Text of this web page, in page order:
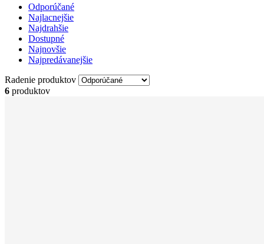
Odporúčané
Najlacnejšie
Najdrahšie
Dostupné
Najnovšie
Najpredávanejšie
Radenie produktov
6 produktov